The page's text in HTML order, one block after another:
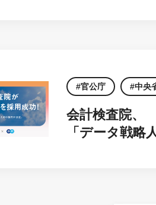
官公庁 中央
会計検査院、
「データ戦略